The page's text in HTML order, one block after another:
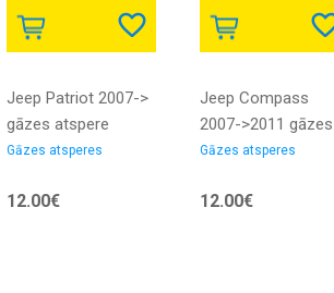
Jeep Patriot 2007->
gāzes atspere
aizmugures
skalruniem MARELLI
Gāzes atsperes
12.00€
Jeep Compass
2007->2011 gāzes
atspere aizmugures
skalruniem POLCAR
Gāzes atsperes
12.00€